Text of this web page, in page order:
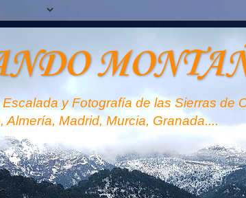
y Fotografía de las Sierras de
Almería, Madrid, Murcia, Granada....